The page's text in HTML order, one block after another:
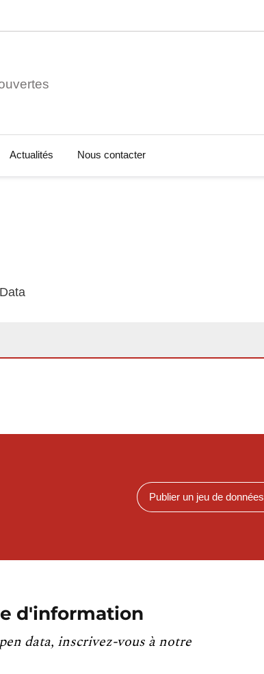
Actualités Nous contacter
Publier un jeu de données
d'information
data, inscrivez-vous à notre